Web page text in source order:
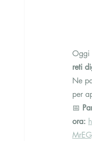
Oggi
reti
Ne
per
📅
ora: